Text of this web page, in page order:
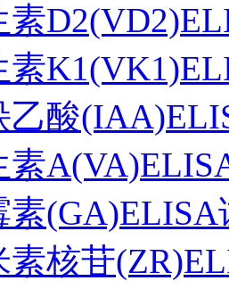
素
素
乙酸
素
素(GA)ELISA
素核苷